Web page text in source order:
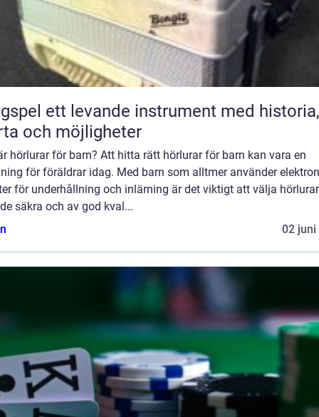
med historia,
och möjligheter
hörlurar för barn? Att hitta rätt hörlurar för barn kan vara en
för föräldrar idag. Med barn som alltmer använder
för underhållning och inlärning är det viktigt att välja
säkra och av god kval...
02 juni